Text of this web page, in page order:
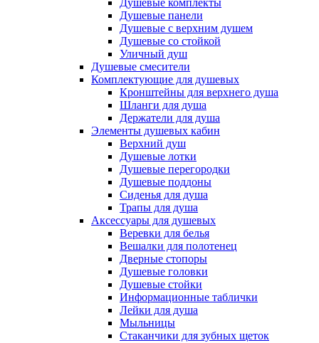
Душевые комплекты
Душевые панели
Душевые с верхним душем
Душевые со стойкой
Уличный душ
Душевые смесители
Комплектующие для душевых
Кронштейны для верхнего душа
Шланги для душа
Держатели для душа
Элементы душевых кабин
Верхний душ
Душевые лотки
Душевые перегородки
Душевые поддоны
Сиденья для душа
Трапы для душа
Аксессуары для душевых
Веревки для белья
Вешалки для полотенец
Дверные стопоры
Душевые головки
Душевые стойки
Информационные таблички
Лейки для душа
Мыльницы
Стаканчики для зубных щеток